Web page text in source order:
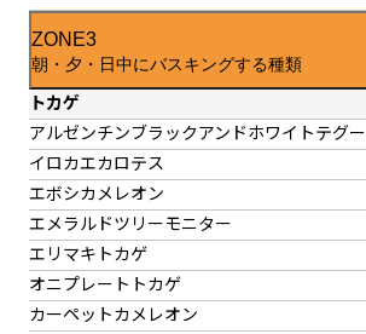
ZONE3
朝・夕・日中にバスキングする種類
トカゲ
アルゼンチンブラックアンドホワイトテグー
イロカエカロテス
エボシカメレオン
エメラルドツリーモニター
エリマキトカゲ
オニプレートトカゲ
カーペットカメレオン